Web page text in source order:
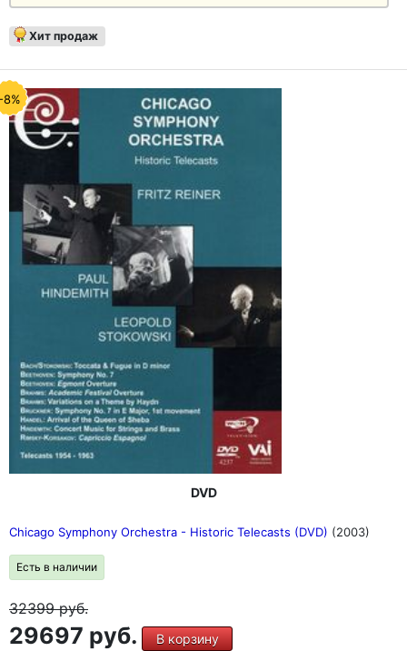
Хит продаж
8%
DVD
Chicago Symphony Orchestra - Historic Telecasts (DVD) (2003)
Есть в наличии
32399руб.
29697 руб. В корзину